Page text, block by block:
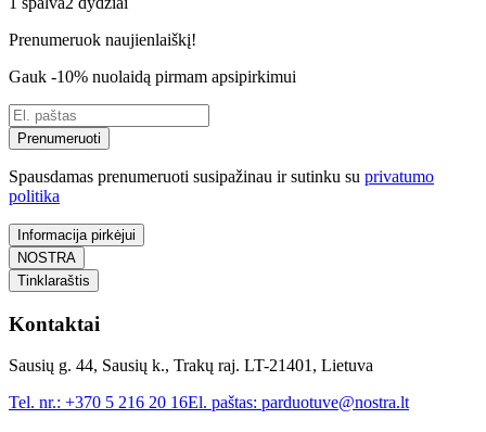
Prenumeruok naujienlaiškį!
Gauk -10% nuolaidą pirmam apsipirkimui
Prenumeruoti
Spausdamas prenumeruoti susipažinau ir sutinku su privatumo
politika
Informacija pirkėjui
NOSTRA
Tinklaraštis
Kontaktai
Sausių g. 44, Sausių k., Trakų raj. LT-21401, Lietuva
Tel. nr.: +370 5 216 20 16El. paštas: parduotuve@nostra.lt